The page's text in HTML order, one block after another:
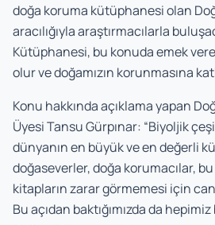
doğa koruma kütüphanesi olan
aracılığıyla araştırmacılarla
Kütüphanesi, bu konuda emek
olur ve doğamızın korunmasına
Konu hakkında açıklama yapan
Üyesi Tansu Gürpınar: “Biyoljik
dünyanın en büyük ve en değerli
doğaseverler, doğa korumacılar,
kitapların zarar görmemesi için
Bu açıdan baktığımızda da